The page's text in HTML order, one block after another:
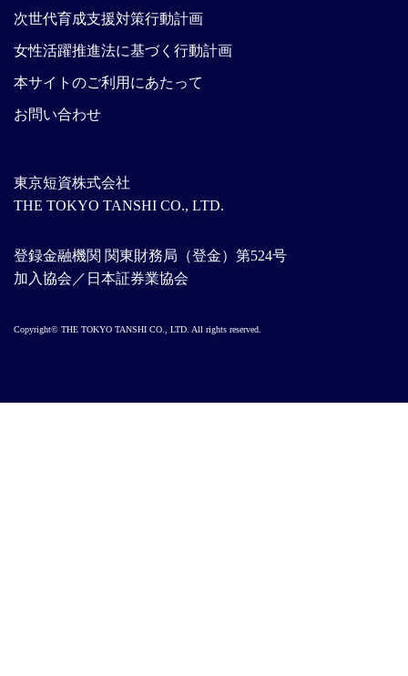
東京短資株式会社
THE TOKYO TANSHI CO., LTD.
登録金融機関 関東財務局（登金）第524号
加入協会／日本証券業協会
次世代育成支援対策行動計画
女性活躍推進法に基づく行動計画
本サイトのご利用にあたって
お問い合わせ
Copyright© THE TOKYO TANSHI CO., LTD. All rights reserved.